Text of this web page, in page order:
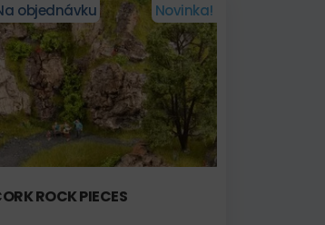
objednávku Novinka!
ROCK PIECES